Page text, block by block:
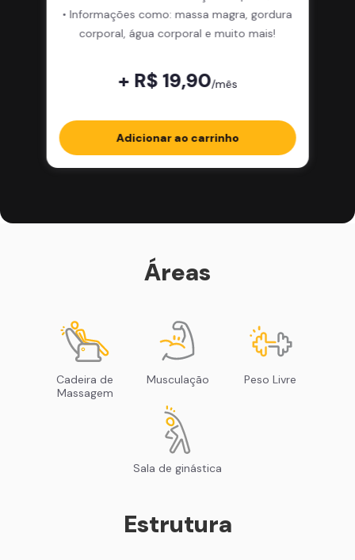
• Informações como: massa magra, gordura
corporal, água corporal e muito mais!
+ R$ 19,90/mês
Adicionar ao carrinho
Áreas
Cadeira de
Massagem
Musculação Peso Livre
Sala de ginástica
Estrutura